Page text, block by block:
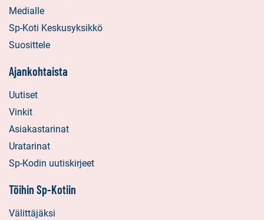
Medialle
Sp-Koti Keskusyksikkö
Suosittele
Ajankohtaista
Uutiset
Vinkit
Asiakastarinat
Uratarinat
Sp-Kodin uutiskirjeet
Töihin Sp-Kotiin
Välittäjäksi